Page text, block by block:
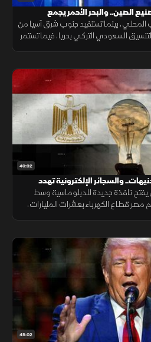
الصين.. والبحر الأحمر يجمع
بينما تستفيد جنوب شرق آسيا من
السعودي التركي بحريا، فيما تستمر
49:32
والسجائر الإلكترونية تهدد
يفتح نافذة جديدة للدبلوماسية وسط
قطاع الكهرباء بعشرات المليارات،
49:02